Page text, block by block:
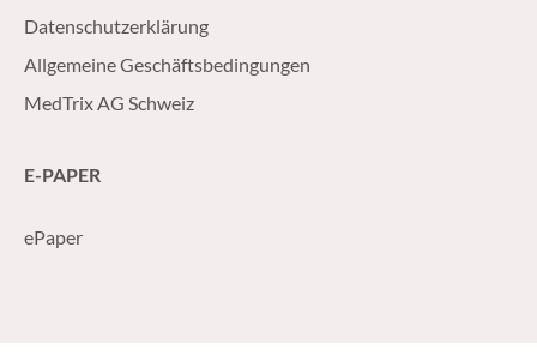
Datenschutzerklärung
Allgemeine Geschäftsbedingungen
MedTrix AG Schweiz
E-PAPER
ePaper